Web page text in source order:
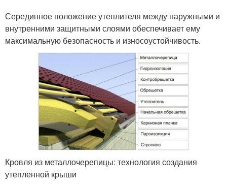
Серединное положение утеплителя между наружными и
внутренними защитными слоями обеспечивает ему
максимальную безопасность и износоустойчивость.
Кровля из металлочерепицы: технология создания
утепленной крыши